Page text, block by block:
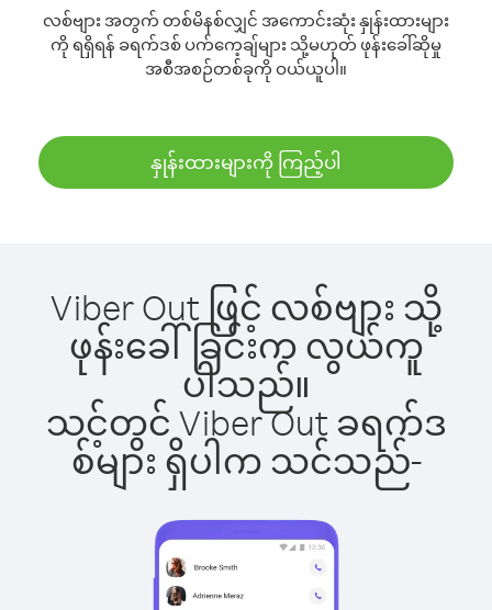
လစ်ဗျား အတွက် တစ်မိနစ်လျှင် အကောင်းဆုံး နှုန်းထားများ
ကို ရရှိရန် ခရက်ဒစ် ပက်ကေ့ချ်များ သို့မဟုတ် ဖုန်းခေါ်ဆိုမှု
အစီအစဉ်တစ်ခုကို ဝယ်ယူပါ။
နှုန်းထားများကို ကြည့်ပါ
Viber Out ဖြင့် လစ်ဗျား သို့
ဖုန်းခေါ်ခြင်းက လွယ်ကူ
ပါသည်။
သင့်တွင် Viber Out ခရက်ဒ
စ်များ ရှိပါက သင်သည်-